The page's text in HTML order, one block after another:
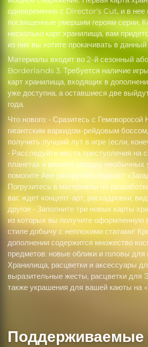
одновременно с Director's Cut, и в нее
посвященные умершим героям серии.
несколько карт хранилища, вам
из них вы хотите прокачивать в
Материалы входят во 2-й сезонный
Borderlands 3. Требуется наличие
карт хранилища, входящих в
уже доступна, а оставшиеся две
года.
Что нового: • Сразитесь с Гемоворосой
гигантским варкидом-рейдовым
получить лучший лут в игре (если,
• Расследуйте места преступления на
планетах и решите загадку необычных
помогите Аве раскрутить подкаст
Погрузитесь в материалы по
вас ждет концепт-арт, раскадровки,
другое • Заполните три новых карты
из которых вы получите оформленную
стиле добычу с неплохими статами!
дополнении содержится множество
предметов: новые облики и головы для
Хранилища, расцветки и аксессуары
выразительные жесты, расцветки для
также украшения для вашей каюты на
Поддерживаемые